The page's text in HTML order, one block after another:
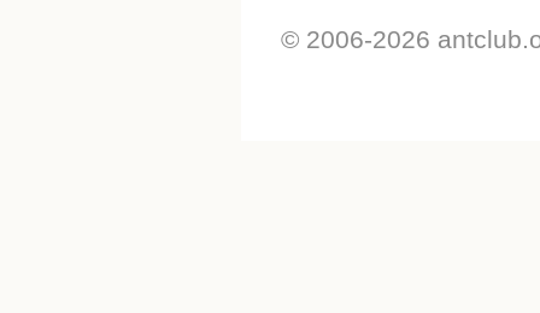
© 2006-2026